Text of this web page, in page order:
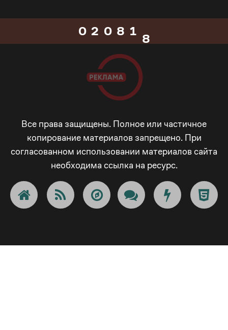
0
3
4
5
7
2
5
6
7
9
0
1
2
3
4
5
7
8
9
_
-
+
!
#
1
2
3
4
5
6
7
8
7
8
9
-
+
!
Все права защищены. Полное или частичное
копирование материалов запрещено. При
согласованном использовании материалов сайта
необходима ссылка на ресурс.